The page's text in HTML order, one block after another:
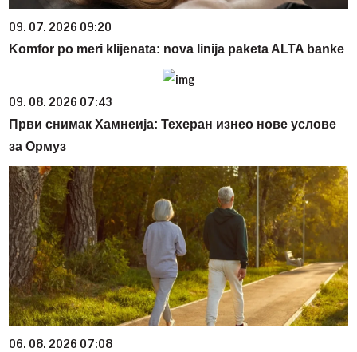
09. 07. 2026 09:20
Komfor po meri klijenata: nova linija paketa ALTA banke
09. 08. 2026 07:43
Први снимак Хамнеија: Техеран изнео нове услове
за Ормуз
06. 08. 2026 07:08